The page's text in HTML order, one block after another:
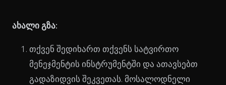
ახალი გზა:
თქვენ შედიხართ თქვენს სატვირთო
მენეჯმენტის ინსტრუმენტში და ათავსებთ
გადაზიდვის შეკვეთას. მოსალოდნელი